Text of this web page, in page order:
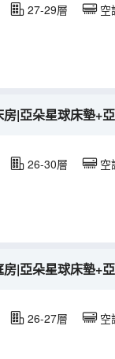
27-29層 空
|亞朵星球床墊+
26-30層 空
|亞朵星球床墊+
26-27層 空